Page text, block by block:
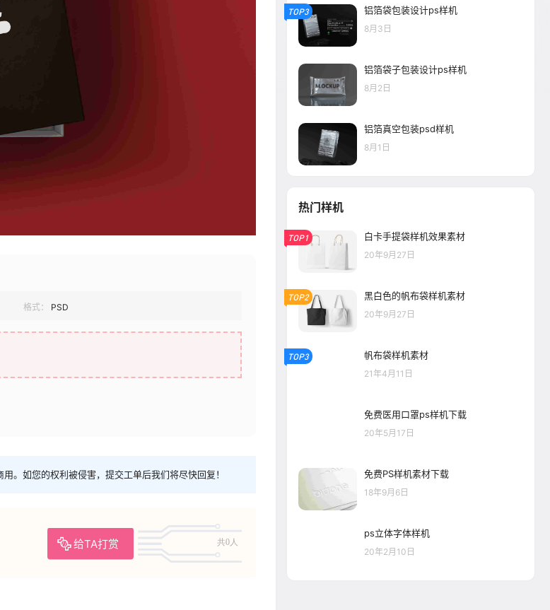
格式： PSD
。如您的权利被侵害，提交工单后我们将尽快回复！
给TA打赏 共0人
TOP3 铝箔袋包装设计ps样机
8月3日
铝箔袋子包装设计ps样机
8月2日
铝箔真空包装psd样机
8月1日
热门样机
TOP1 白卡手提袋样机效果素材
20年9月27日
TOP2 黑白色的帆布袋样机素材
20年9月27日
TOP3 帆布袋样机素材
21年4月11日
免费医用口罩ps样机下载
20年5月17日
免费PS样机素材下载
18年9月6日
ps立体字体样机
20年2月10日